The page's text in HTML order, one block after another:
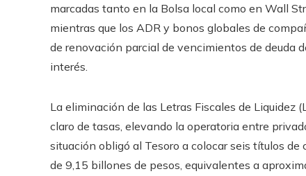
marcadas tanto en la Bolsa local como en Wall
mientras que los ADR y bonos globales de
de renovación parcial de vencimientos de deuda
interés.
La eliminación de las Letras Fiscales de Liquidez
claro de tasas, elevando la operatoria entre
situación obligó al Tesoro a colocar seis títulos
de 9,15 billones de pesos, equivalentes a